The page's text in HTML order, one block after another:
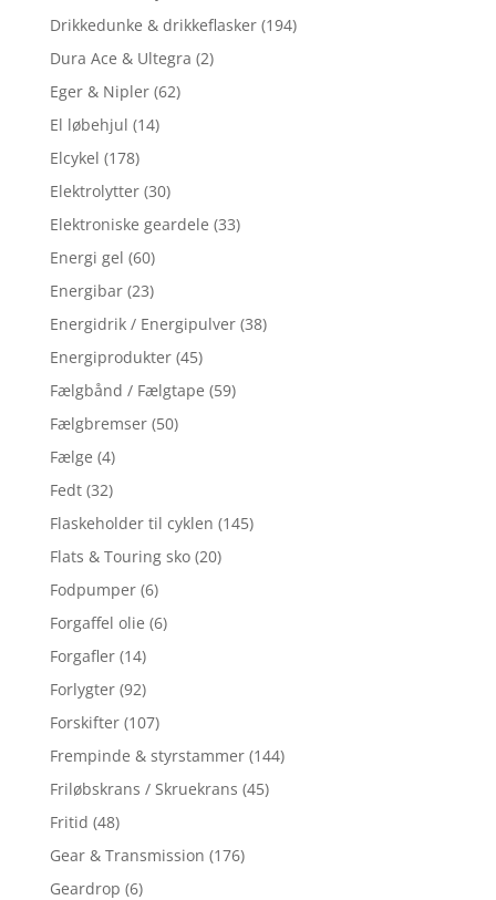
Drikkedunke & drikkeflasker (194)
Dura Ace & Ultegra (2)
Eger & Nipler (62)
El løbehjul (14)
Elcykel (178)
Elektrolytter (30)
Elektroniske geardele (33)
Energi gel (60)
Energibar (23)
Energidrik / Energipulver (38)
Energiprodukter (45)
Fælgbånd / Fælgtape (59)
Fælgbremser (50)
Fælge (4)
Fedt (32)
Flaskeholder til cyklen (145)
Flats & Touring sko (20)
Fodpumper (6)
Forgaffel olie (6)
Forgafler (14)
Forlygter (92)
Forskifter (107)
Frempinde & styrstammer (144)
Friløbskrans / Skruekrans (45)
Fritid (48)
Gear & Transmission (176)
Geardrop (6)